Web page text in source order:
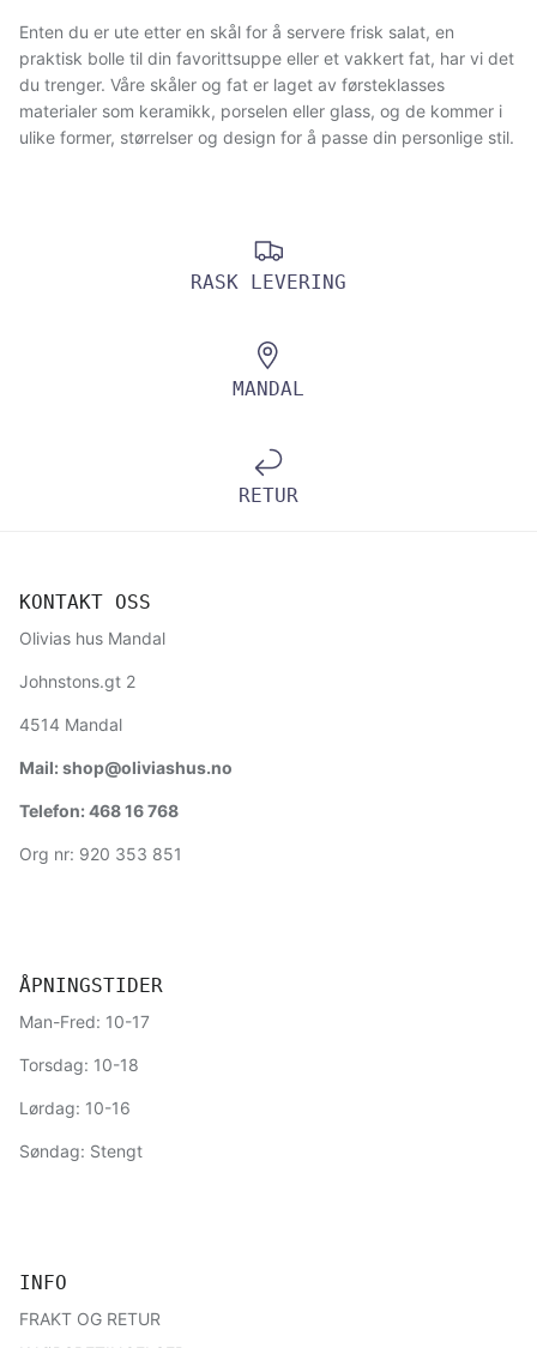
Enten du er ute etter en skål for å servere frisk salat, en
praktisk bolle til din favorittsuppe eller et vakkert fat, har vi det
du trenger. Våre skåler og fat er laget av førsteklasses
materialer som keramikk, porselen eller glass, og de kommer i
ulike former, størrelser og design for å passe din personlige stil.
RASK LEVERING
MANDAL
RETUR
KONTAKT OSS
Olivias hus Mandal
Johnstons.gt 2
4514 Mandal
Mail: shop@oliviashus.no
Telefon: 468 16 768
Org nr: 920 353 851
ÅPNINGSTIDER
Man-Fred: 10-17
Torsdag: 10-18
Lørdag: 10-16
Søndag: Stengt
INFO
FRAKT OG RETUR